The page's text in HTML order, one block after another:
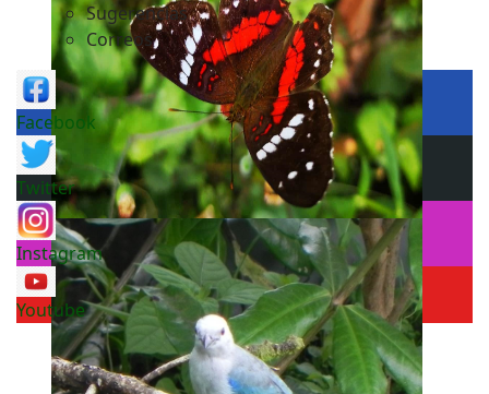
Sugerencias
Correos
Facebook
Twitter
Instagram
Youtube